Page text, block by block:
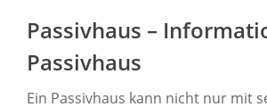
Passivhaus –
Passivhaus
Ein Passivhaus kann nicht nur mit